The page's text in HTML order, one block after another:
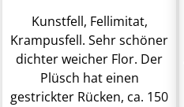
Kunstfell, Fellimitat,
Krampusfell. Sehr schöner
dichter weicher Flor. Der
Plüsch hat einen
gestrickter Rücken, ca. 150